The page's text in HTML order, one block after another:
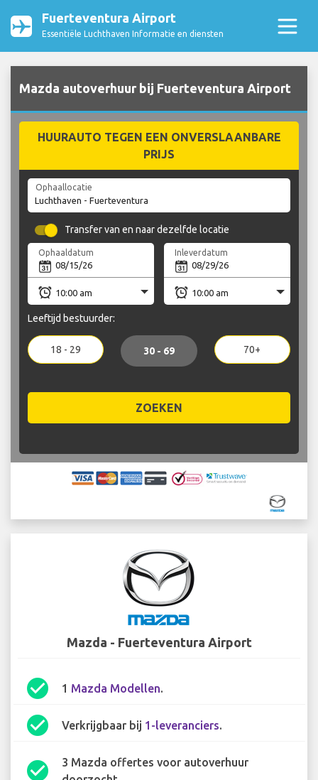
Fuerteventura Airport
Essentiële Luchthaven Informatie en diensten
Mazda autoverhuur bij Fuerteventura Airport
HUURAUTO TEGEN EEN ONVERSLAANBARE
PRIJS
Ophaallocatie
Transfer van en naar dezelfde locatie
Ophaaldatum Inleverdatum
Leeftijd bestuurder:
18 - 29 30 - 69 70+
ZOEKEN
Mazda - Fuerteventura Airport
check_circle 1 Mazda Modellen.
check_circle Verkrijgbaar bij 1-leveranciers.
check_circle
3 Mazda offertes voor autoverhuur